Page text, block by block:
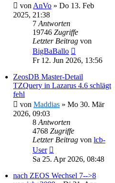
von AnVo » Do 13. Feb
2025, 21:38
7 Antworten
19746 Zugriffe
Letzter Beitrag von
BigBaBallo
Fr 12. Jun 2026, 13:56
ZeosDB Master-Detail
TZQuery in Lazarus 4.6 schlägt
fehl
von Maddias » Mo 30. Mär
2026, 09:03
8 Antworten
4768 Zugriffe
Letzter Beitrag von lcb-
User
Sa 25. Apr 2026, 08:48
nach ZEOS Wechsel 7-->8